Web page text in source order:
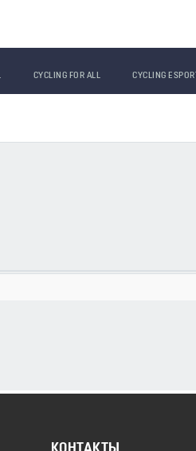
CYCLING FOR ALL CYCLING